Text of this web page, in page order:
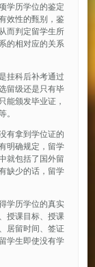
学历学位的鉴定
效性的甄别，鉴
而判定留学生所
的相对应的关系
挂科后补考通过
留级还是只有毕
能颁发毕业证，
有拿到学位证的
明确规定，留学
就包括了国外留
缺少的话，留学
学历学位的真实
授课目标、授课
居留时间、签证
学生即使没有学